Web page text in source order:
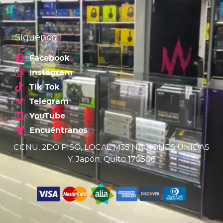
Síguenos
Facebook
Instagram
Tik Tok
Telegram
YouTube
Encuéntranos
CCNU, 2DO PISO, LOCAL M35 NACIONES UNIDAS
Y, Japón, Quito 170506